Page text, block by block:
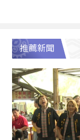
推薦新聞